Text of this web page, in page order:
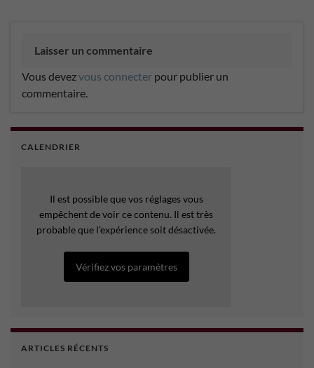
Laisser un commentaire
Vous devezvous connecter pour publier un
commentaire.
CALENDRIER
Il est possible que vos réglages vous
empêchent de voir ce contenu. Il est très
probable que l’expérience soit désactivée.
Vérifiez vos paramètres
ARTICLES RÉCENTS